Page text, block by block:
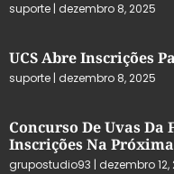
suporte dezembro 8, 2025
UCS Abre Inscrições
suporte dezembro 8, 2025
Concurso De Uvas Da
Inscrições Na
grupostudio93 dezembro 12,